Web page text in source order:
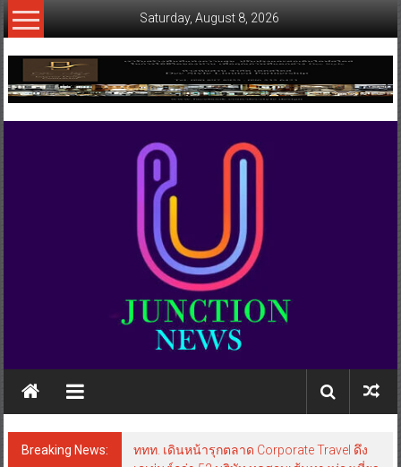
Skip
to
Saturday, August 8, 2026
www.ujunctionnews.com
เว็บ
ข่าว
Breaking News: